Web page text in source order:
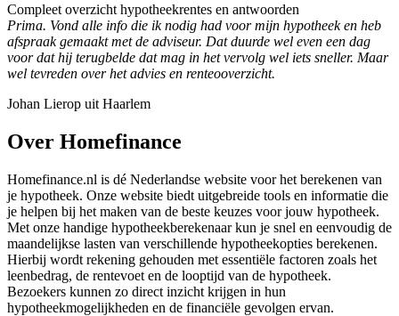
Compleet overzicht hypotheekrentes en antwoorden
Prima. Vond alle info die ik nodig had voor mijn hypotheek en heb
afspraak gemaakt met de adviseur. Dat duurde wel even een dag
voor dat hij terugbelde dat mag in het vervolg wel iets sneller. Maar
wel tevreden over het advies en renteooverzicht.
Johan Lierop uit Haarlem
Over Homefinance
Homefinance.nl is dé Nederlandse website voor het berekenen van
je hypotheek. Onze website biedt uitgebreide tools en informatie die
je helpen bij het maken van de beste keuzes voor jouw hypotheek.
Met onze handige hypotheekberekenaar kun je snel en eenvoudig de
maandelijkse lasten van verschillende hypotheekopties berekenen.
Hierbij wordt rekening gehouden met essentiële factoren zoals het
leenbedrag, de rentevoet en de looptijd van de hypotheek.
Bezoekers kunnen zo direct inzicht krijgen in hun
hypotheekmogelijkheden en de financiële gevolgen ervan.